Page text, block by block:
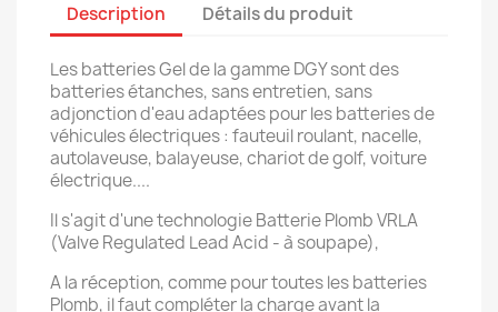
Description Détails du produit
Les batteries Gel de la gamme DGY sont des
batteries étanches, sans entretien, sans
adjonction d'eau adaptées pour les batteries de
véhicules électriques : fauteuil roulant, nacelle,
autolaveuse, balayeuse, chariot de golf, voiture
électrique....
Il s'agit d'une technologie Batterie Plomb VRLA
(Valve Regulated Lead Acid - à soupape),
A la réception, comme pour toutes les batteries
Plomb, il faut compléter la charge avant la